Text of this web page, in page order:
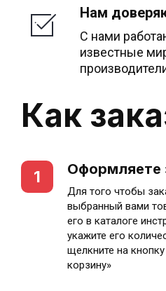
Нам
С нами
известные
Как
1 Оформляете
Для того чтобы
выбранный вами
его в каталоге
укажите его
щелкните на
корзину»